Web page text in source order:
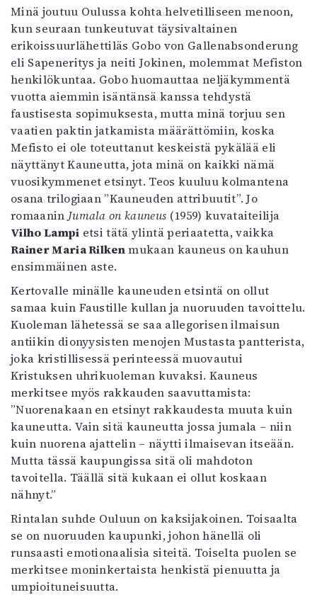
Minä joutuu Oulussa kohta helvetilliseen menoon,
kun seuraan tunkeutuvat täysivaltainen
erikoissuurlähettiläs Gobo von Gallenabsonderung
eli Sapeneritys ja neiti Jokinen, molemmat Mefiston
henkilökuntaa. Gobo huomauttaa neljäkymmentä
vuotta aiemmin isäntänsä kanssa tehdystä
faustisesta sopimuksesta, mutta minä torjuu sen
vaatien paktin jatkamista määrättömiin, koska
Mefisto ei ole toteuttanut keskeistä pykälää eli
näyttänyt Kauneutta, jota minä on kaikki nämä
vuosikymmenet etsinyt. Teos kuuluu kolmantena
osana trilogiaan ”Kauneuden attribuutit”. Jo
romaaninJumala on kauneus (1959) kuvataiteilija
Vilho Lampi etsi tätä ylintä periaatetta, vaikka
Rainer Maria Rilkenmukaan kauneus on kauhun
ensimmäinen aste.
Kertovalle minälle kauneuden etsintä on ollut
samaa kuin Faustille kullan ja nuoruuden tavoittelu.
Kuoleman lähetessä se saa allegorisen ilmaisun
antiikin dionyysisten menojen Mustasta pantterista,
joka kristillisessä perinteessä muovautui
Kristuksen uhrikuoleman kuvaksi. Kauneus
merkitsee myös rakkauden saavuttamista:
”Nuorenakaan en etsinyt rakkaudesta muuta kuin
kauneutta. Vain sitä kauneutta jossa jumala – niin
kuin nuorena ajattelin – näytti ilmaisevan itseään.
Mutta tässä kaupungissa sitä oli mahdoton
tavoitella. Täällä sitä kukaan ei ollut koskaan
nähnyt.”
Rintalan suhde Ouluun on kaksijakoinen. Toisaalta
se on nuoruuden kaupunki, johon hänellä oli
runsaasti emotionaalisia siteitä. Toiselta puolen se
merkitsee moninkertaista henkistä pienuutta ja
umpioituneisuutta.